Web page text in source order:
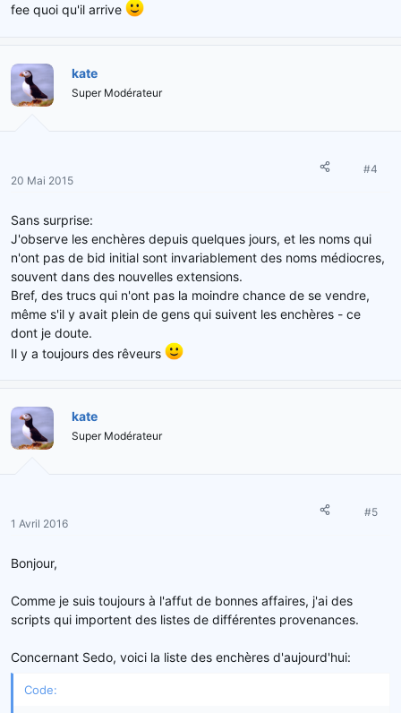
fee quoi qu'il arrive
kate
Super Modérateur
20 Mai 2015
#4
Sans surprise:
J'observe les enchères depuis quelques jours, et les noms qui
n'ont pas de bid initial sont invariablement des noms médiocres,
souvent dans des nouvelles extensions.
Bref, des trucs qui n'ont pas la moindre chance de se vendre,
même s'il y avait plein de gens qui suivent les enchères - ce
dont je doute.
Il y a toujours des rêveurs
kate
Super Modérateur
1 Avril 2016
#5
Bonjour,
Comme je suis toujours à l'affut de bonnes affaires, j'ai des
scripts qui importent des listes de différentes provenances.
Concernant Sedo, voici la liste des enchères d'aujourd'hui:
Code: